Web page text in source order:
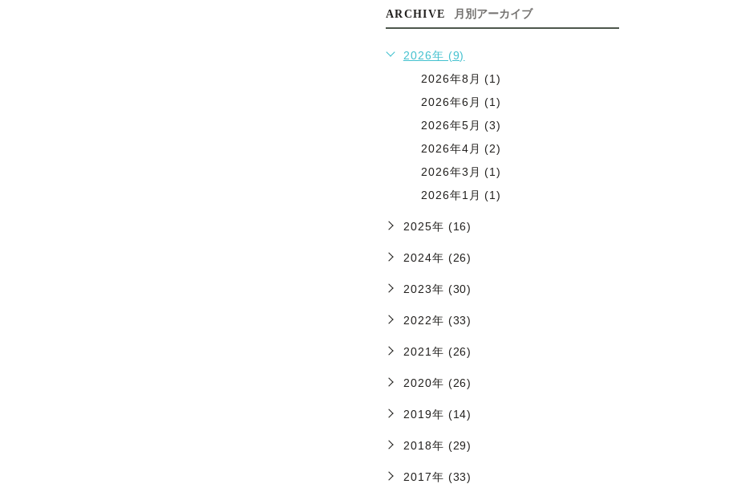
ARCHIVE 月別アーカイブ
2026年 (9)
2026年8月 (1)
2026年6月 (1)
2026年5月 (3)
2026年4月 (2)
2026年3月 (1)
2026年1月 (1)
2025年 (16)
2024年 (26)
2023年 (30)
2022年 (33)
2021年 (26)
2020年 (26)
2019年 (14)
2018年 (29)
2017年 (33)